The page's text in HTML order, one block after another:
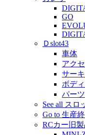
GO
Ｄslot43
車体
アク
サー
ボデ
パーツ
See all スロ
Go to 生産
RCカー旧